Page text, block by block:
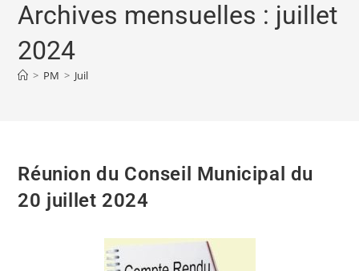
Archives mensuelles : juillet
2024
> PM > Juil
Réunion du Conseil Municipal du
20 juillet 2024